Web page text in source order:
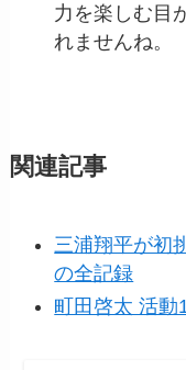
力を楽しむ目
れませんね。
関連記事
三浦翔平が初
の全記録
町田啓太 活動